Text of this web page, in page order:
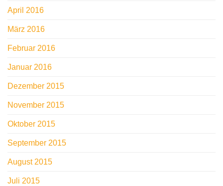
April 2016
März 2016
Februar 2016
Januar 2016
Dezember 2015
November 2015
Oktober 2015
September 2015
August 2015
Juli 2015